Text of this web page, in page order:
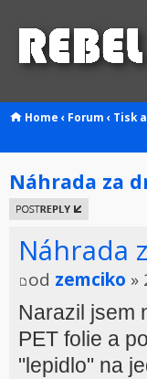
Home ‹ Forum ‹ Tisk
Náhrada za
Odeslat
odpověď
Náhrada
od zemciko »
Narazil jsem
PET folie a
"lepidlo" na